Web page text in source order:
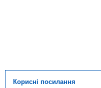
Корисні посилання